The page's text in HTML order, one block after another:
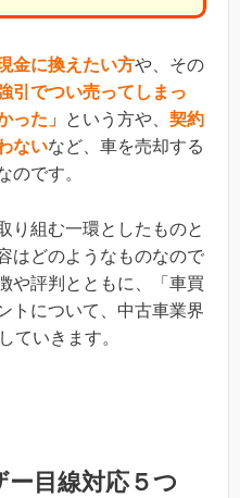
金に換えたい方や、その
引でつい売ってしまっ
った」 という方や、 契約
ないなど、車を売却する
のです。
り組む一環としたものと
はどのようなものなので
や評判とともに、「車買
トについて、中古車業界
ていきます。
目線対応５つ